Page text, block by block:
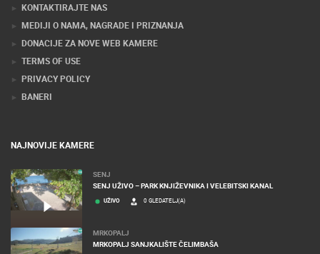
KONTAKTIRAJTE NAS
MEDIJI O NAMA, NAGRADE I PRIZNANJA
DONACIJE ZA NOVE WEB KAMERE
TERMS OF USE
PRIVACY POLICY
BANERI
NAJNOVIJE KAMERE
SENJ
SENJ UŽIVO – PARK KNJIŽEVNIKA I VELEBITSKI KANAL
UŽIVO 0 GLEDATELJ(A)
MRKOPALJ
MRKOPALJ SANJKALIŠTE ČELIMBAŠA